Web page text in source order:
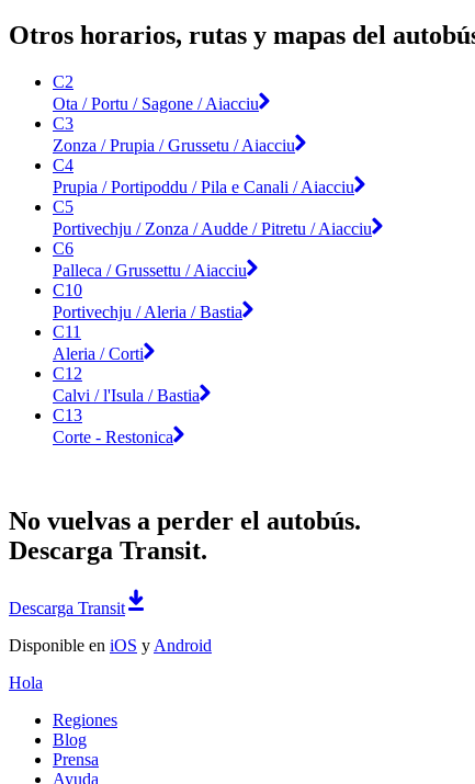
Otros horarios, rutas y mapas del
C2
Ota / Portu / Sagone / Aiacciu
C3
Zonza / Prupia / Grussetu / Aiacciu
C4
Prupia / Portipoddu / Pila e Canali / Aiacciu
C5
Portivechju / Zonza / Audde / Pitretu / Aiacciu
C6
Palleca / Grussettu / Aiacciu
C10
Portivechju / Aleria / Bastia
C11
Aleria / Corti
C12
Calvi / l'Isula / Bastia
C13
Corte - Restonica
No vuelvas a perder el autobús.
Descarga Transit.
Descarga Transit
Disponible en iOS y Android
Hola
Regiones
Blog
Prensa
Ayuda